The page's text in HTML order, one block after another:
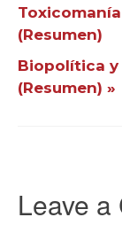
(Resumen)
Biopolítica
(Resumen) »
Leave